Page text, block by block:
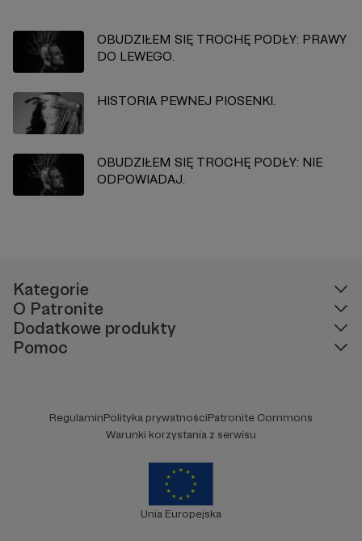
OBUDZIŁEM SIĘ TROCHĘ PODŁY: PRAWY
DO LEWEGO.
HISTORIA PEWNEJ PIOSENKI.
OBUDZIŁEM SIĘ TROCHĘ PODŁY: NIE
ODPOWIADAJ.
Kategorie
O Patronite
Dodatkowe produkty
Pomoc
RegulaminPolityka prywatnościPatronite Commons
Warunki korzystania z serwisu
Unia Europejska